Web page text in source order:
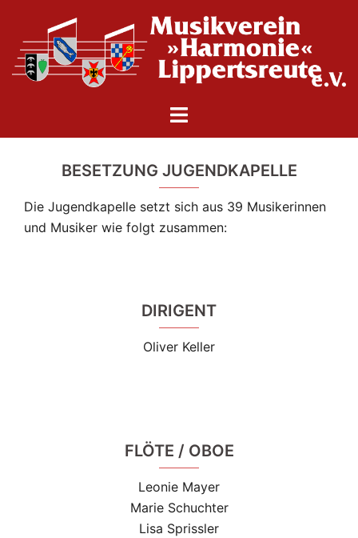
springen
Menü
BESETZUNG JUGENDKAPELLE
Die Jugendkapelle setzt sich aus 39 Musikerinnen
und Musiker wie folgt zusammen:
DIRIGENT
Oliver Keller
FLÖTE / OBOE
Leonie Mayer
Marie Schuchter
Lisa Sprissler